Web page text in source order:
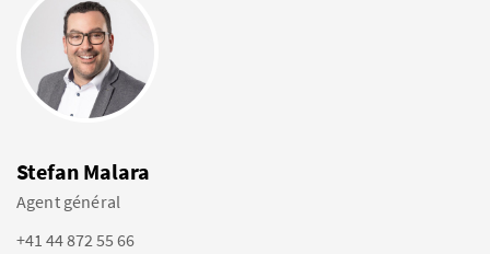
Stefan Malara
Agent général
+41 44 872 55 66